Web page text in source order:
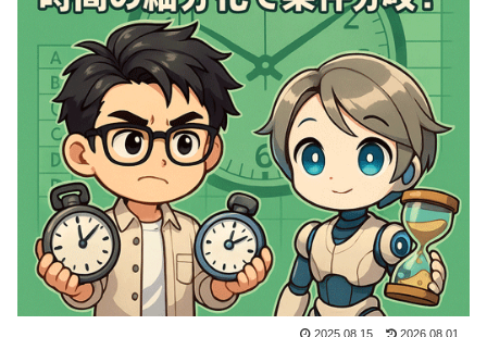
2025.08.15 2026.08.01